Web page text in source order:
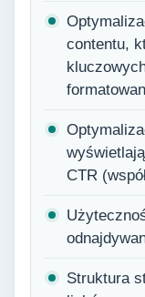
contentu,
CTR
Struktura